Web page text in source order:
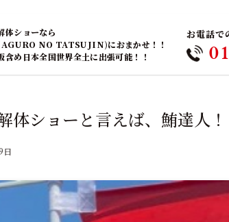
体ショーなら
NO TATSUJIN)におまかせ！！
含め日本全国世界全土に出張可能！！
お電話で
体ショーと言えば、鮪達人！
日